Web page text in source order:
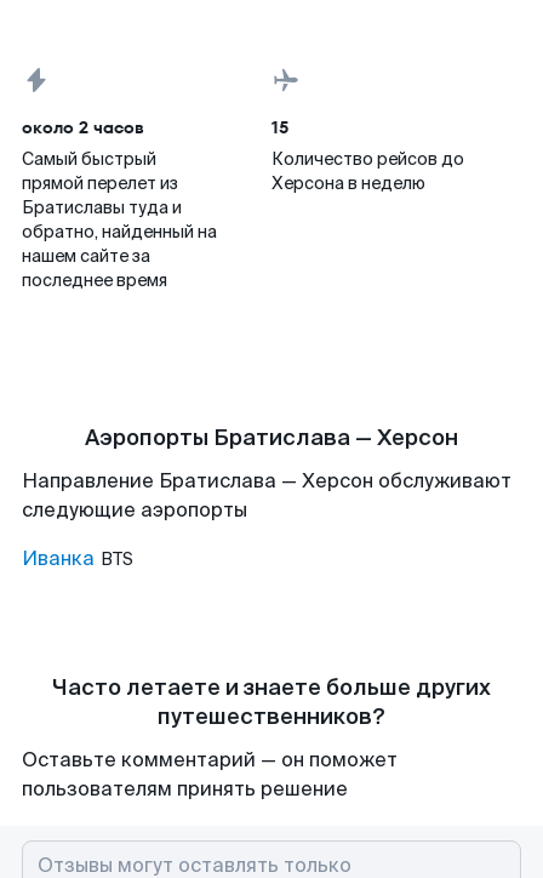
около 2 часов
Самый быстрый
прямой перелет из
Братиславы туда и
обратно, найденный на
нашем сайте за
последнее время
15
Количество рейсов до
Херсона в неделю
Аэропорты Братислава — Херсон
Направление Братислава — Херсон обслуживают
следующие аэропорты
Иванка BTS
Часто летаете и знаете больше других
путешественников?
Оставьте комментарий — он поможет
пользователям принять решение